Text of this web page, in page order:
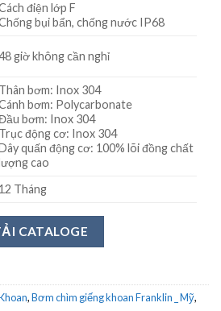
điện lớp F
bụi bẩn, chống nước IP68
giờ không cần nghỉ
Thân bơm: Inox 304
bơm: Polycarbonate
bơm: Inox 304
Trục động cơ: Inox 304
quấn động cơ: 100% lõi đồng chất
cao
12 Tháng
CATALOGE
,Bơm chìm giếng khoan Franklin _ Mỹ,